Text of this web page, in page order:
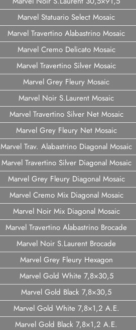
Marvel Statuario Select Mosaic
Marvel Travertino Alabastrino Mosaic
Marvel Cremo Delicato Mosaic
Marvel Travertino Silver Mosaic
Marvel Grey Fleury Mosaic
Marvel Noir S.Laurent Mosaic
Marvel Travertino Silver Net Mosaic
Marvel Grey Fleury Net Mosaic
Marvel Trav. Alabastrino Diagonal Mosaic
Marvel Travertino Silver Diagonal Mosaic
Marvel Grey Fleury Diagonal Mosaic
Marvel Cremo Mix Diagonal Mosaic
Marvel Noir Mix Diagonal Mosaic
Marvel Travertino Alabastrino Brocade
Marvel Noir S.Laurent Brocade
Marvel Grey Fleury Hexagon
Marvel Gold White 7,8×30,5
Marvel Gold Black 7,8×30,5
Marvel Gold White 7,8×1,2 A.E.
Marvel Gold Black 7,8×1,2 A.E.